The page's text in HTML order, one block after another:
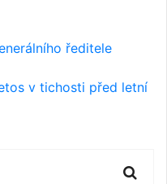
ředitele
v tichosti před letní